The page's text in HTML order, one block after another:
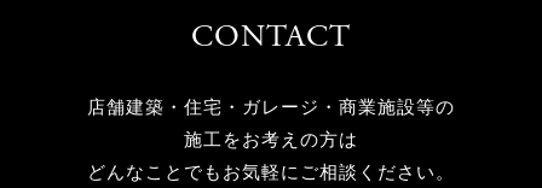
CONTACT
店舗建築・住宅・ガレージ・商業施設等の
施工をお考えの方は
どんなことでもお気軽にご相談ください。